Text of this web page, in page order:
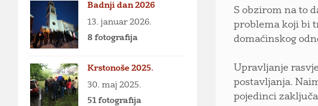
S obzirom na to
problema koji bi
domaćinskog
Upravljanje
postavljanja.
pojedinci
Badnji dan 2026
13. januar 2026.
8 fotografija
Krstonoše 2025.
30. maj 2025.
51 fotografija